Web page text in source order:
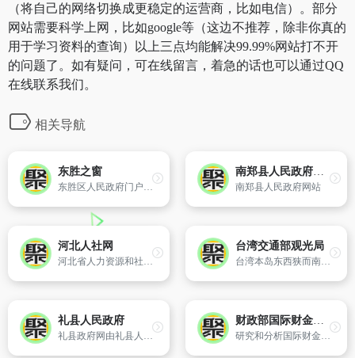
（将自己的网络切换成更稳定的运营商，比如电信）。部分
网站需要科学上网，比如google等（这边不推荐，除非你真的
用于学习资料的查询）以上三点均能解决99.99%网站打不开
的问题了。如有疑问，可在线留言，着急的话也可以通过QQ
在线联系我们。
相关导航
东胜之窗
东胜区人民政府门户网站
南郑县人民政府门户网站
南郑县人民政府网站
河北人社网
河北省人力资源和社会保障厅 主办网站
台湾交通部观光局
台湾本岛东西狭而南北长,全岛有三分之二的面积分布着高山林地,其它部分则由丘陵、平台高地、海岸平原及盆地所构成,主要山脉皆为南北走向,中央山脉由北到南纵贯全岛,是台湾东、西部河川的分水岭；其西侧的玉山山脉,主峰接近4,000公尺,为东北亚第一高峰。
礼县人民政府
礼县政府网由礼县人民政府办公室主办,是由县政府和各单位、各乡镇发布政府信息和提供在线服务的综合平台,第一时间权威发布县政府重要决策部署和重要政策文件,县委、人大、政府、政协等部门的重要活动及上级领导到礼县视察政务信息；各乡镇、各部门的文档、图片及重点政务信息、新闻。
财政部国际财金合作司
研究和分析国际财金合作重大问题和政策；承担有关国际金融组织（国际机构）投融资、技援、经济监测、资金管理等工作；承担有关国际金融组织（国际机构）中国理事和执董会办公室等工作；负责外国政府贷（赠）款的管理工作；承担与有关发展援助机构的合作并参与发展援助政策制定；负责联合国环境公约机制资金议题相